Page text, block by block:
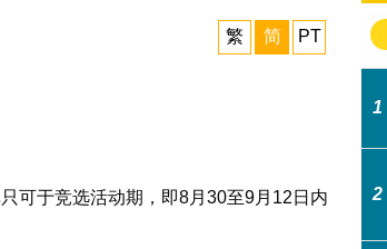
繁 简 PT
可于竞选活动期，即8月30至9月12日内
1
2